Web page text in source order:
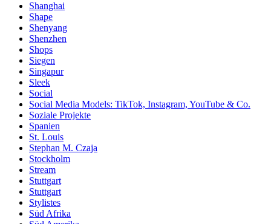
Shanghai
Shape
Shenyang
Shenzhen
Shops
Siegen
Singapur
Sleek
Social
Social Media Models: TikTok, Instagram, YouTube & Co.
Soziale Projekte
Spanien
St. Louis
Stephan M. Czaja
Stockholm
Stream
Stuttgart
Stuttgart
Stylistes
Süd Afrika